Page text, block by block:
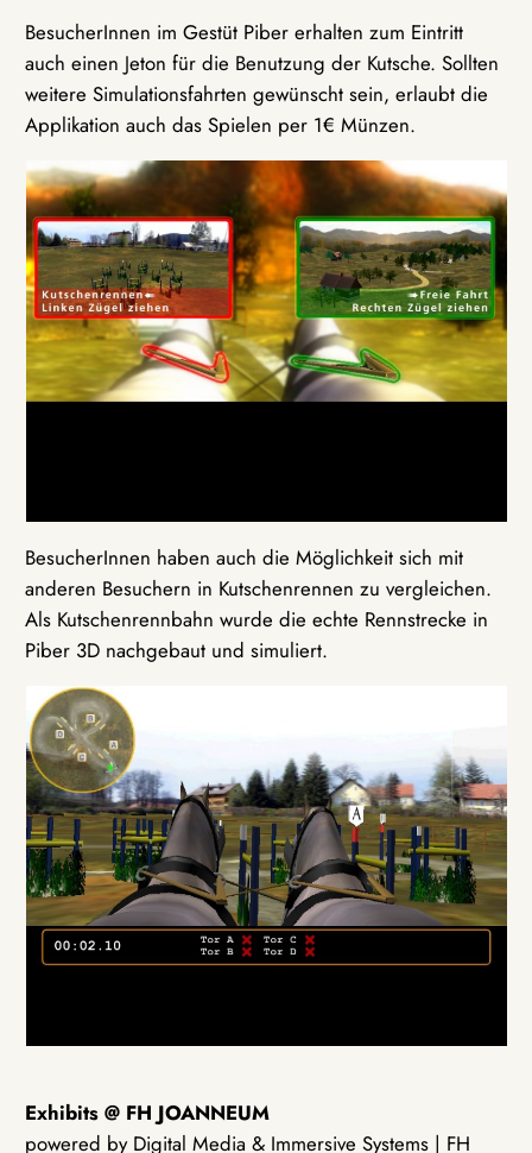
BesucherInnen im Gestüt Piber erhalten zum Eintritt
auch einen Jeton für die Benutzung der Kutsche. Sollten
weitere Simulationsfahrten gewünscht sein, erlaubt die
Applikation auch das Spielen per 1€ Münzen.
BesucherInnen haben auch die Möglichkeit sich mit
anderen Besuchern in Kutschenrennen zu vergleichen.
Als Kutschenrennbahn wurde die echte Rennstrecke in
Piber 3D nachgebaut und simuliert.
Exhibits @ FH JOANNEUM
powered by Digital Media & Immersive Systems | FH